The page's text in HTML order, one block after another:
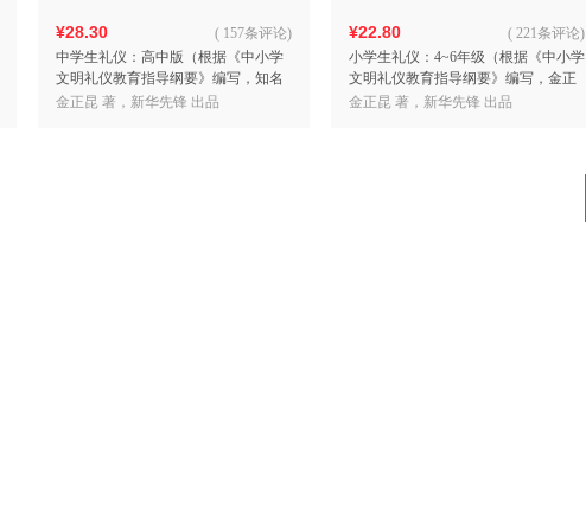
手机通讯
数码影音
¥28.30
中学生礼仪：高中版（根据《中小学
文明礼仪教育指导纲要》编写，知名
礼仪专家、中国人民大学教授金正昆
( 157条评论)
金正昆 著，新华先锋 出品
¥22.80
小学生礼仪：4~6年级（根据《中小学
文明礼仪教育指导纲要》编写，金正
昆主编）
( 221条评论)
金正昆 著，新华先锋 出品